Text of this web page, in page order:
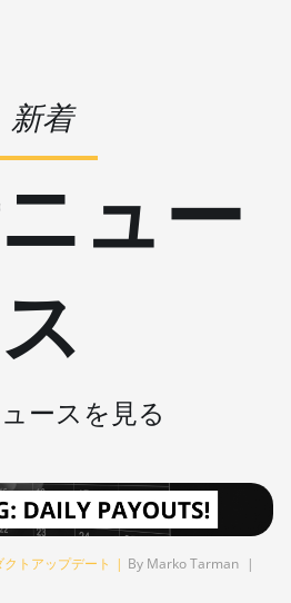
S21e
S21e
S21j
S9
S9i
S9k
T15
T17
新着
ュー
ス
ースを見る
クトアップデート | By Marko Tarman |